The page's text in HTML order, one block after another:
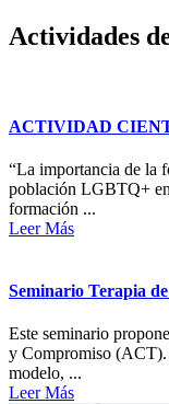
Actividades
ACTIVIDAD
“La importancia de la
población LGBTQ+
formación ...
Leer Más
Seminario Terapia
Este seminario
y Compromiso (ACT).
modelo, ...
Leer Más